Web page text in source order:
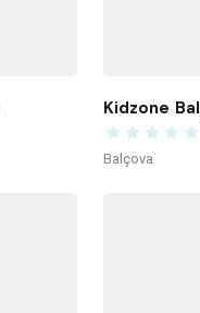
Balçova